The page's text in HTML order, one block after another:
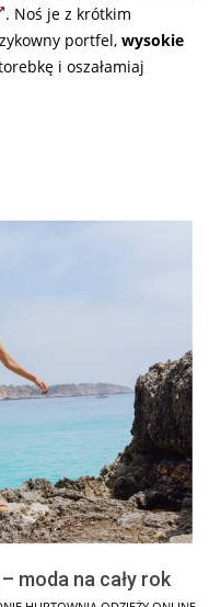
. Noś je z krótkim
portfel, wysokie
i oszałamiaj
moda na cały rok